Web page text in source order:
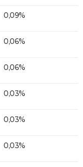
0,09%
0,06%
0,06%
0,03%
0,03%
0,03%